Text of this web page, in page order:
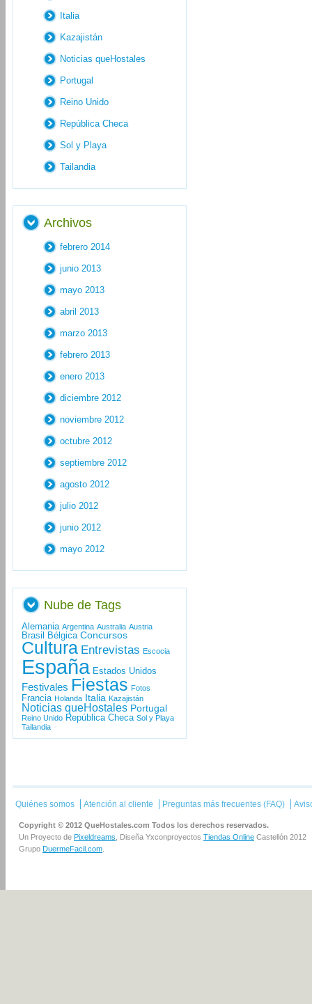
Italia
Kazajistán
Noticias queHostales
Portugal
Reino Unido
República Checa
Sol y Playa
Tailandia
Archivos
febrero 2014
junio 2013
mayo 2013
abril 2013
marzo 2013
febrero 2013
enero 2013
diciembre 2012
noviembre 2012
octubre 2012
septiembre 2012
agosto 2012
julio 2012
junio 2012
mayo 2012
Nube de Tags
Alemania Argentina Australia Austria
Brasil Bélgica Concursos
Cultura Entrevistas Escocia
España Estados Unidos
Festivales Fiestas Fotos
Francia Holanda Italia Kazajistán
Noticias queHostales Portugal
Reino Unido República Checa Sol y Playa
Tailandia
Quiénes somos Atención al cliente Preguntas más frecuentes (FAQ)
Copyright © 2012 QueHostales.com Todos los derechos reservados.
Un Proyecto de Pixeldreams , Diseña Yxconproyectos Tiendas Online Castellón 2012
Grupo DuermeFacil.com